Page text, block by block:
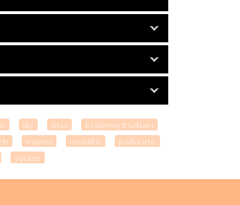
diy élus
Étalement urbain
maires mobilité
paillourte
yourte